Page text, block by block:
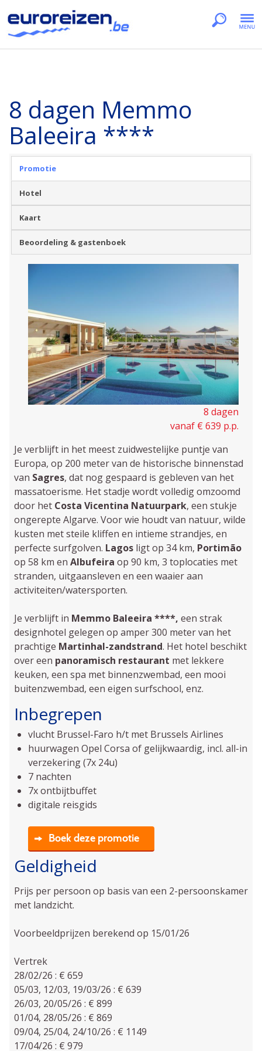
8 dagen Memmo
Baleeira ****
Promotie
Hotel
Kaart
Beoordeling & gastenboek
8 dagen
vanaf € 639 p.p.
Je verblijft in het meest zuidwestelijke puntje van
Europa, op 200 meter van de historische binnenstad
van Sagres, dat nog gespaard is gebleven van het
massatoerisme. Het stadje wordt vol­ledig omzoomd
door het Costa Vicentina Natuurpark, een stukje
on­gerepte Algarve. Voor wie houdt van natuur, wilde
kusten met steile kliffen en intieme strandjes, en
perfecte surfgolven. Lagos ligt op 34 km, Portimão
op 58 km en Albufeira op 90 km, 3 toplocaties met
stranden, uitgaansleven en een waaier aan
activiteiten/watersporten.
Je verblijft in Memmo Baleeira ****, een strak
designhotel gelegen op amper 300 meter van het
prachtige Martinhal-zandstrand. Het hotel beschikt
over een panoramisch restaurant met lekkere
keuken, een spa met binnenzwembad, een mooi
buitenzwembad, een eigen surfschool, enz.
Inbegrepen
vlucht Brussel-Faro h/t met Brussels Airlines
huurwagen Opel Corsa of gelijkwaardig, incl. all-in
verzekering (7x 24u)
7 nachten
7x ontbijtbuffet
digitale reisgids
Boek deze promotie
Geldigheid
Prijs per persoon op basis van een 2-persoonskamer
met landzicht.
Voorbeeldprijzen berekend op 15/01/26
Vertrek
28/02/26 : € 659
05/03, 12/03, 19/03/26 : € 639
26/03, 20/05/26 : € 899
01/04, 28/05/26 : € 869
09/04, 25/04, 24/10/26 : € 1149
17/04/26 : € 979